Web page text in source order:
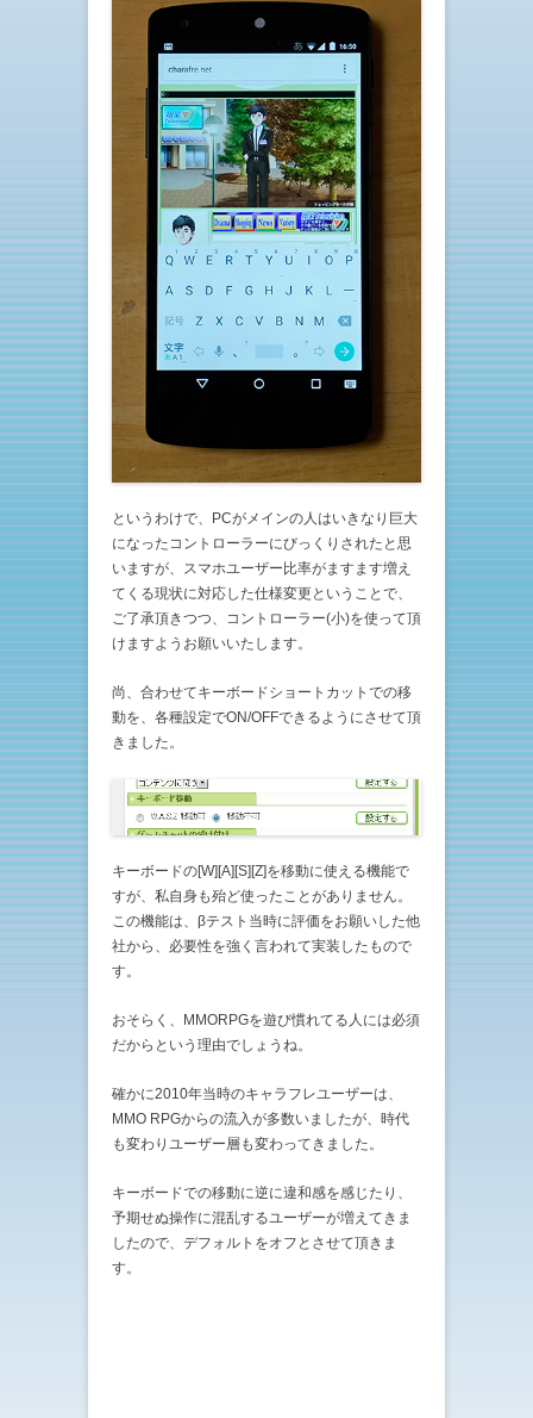
というわけで、PCがメインの人はいきなり巨大
になったコントローラーにびっくりされたと思
いますが、スマホユーザー比率がますます増え
てくる現状に対応した仕様変更ということで、
ご了承頂きつつ、コントローラー(小)を使って頂
けますようお願いいたします。
尚、合わせてキーボードショートカットでの移
動を、各種設定でON/OFFできるようにさせて頂
きました。
キーボードの[W][A][S][Z]を移動に使える機能で
すが、私自身も殆ど使ったことがありません。
この機能は、βテスト当時に評価をお願いした他
社から、必要性を強く言われて実装したもので
す。
おそらく、MMORPGを遊び慣れてる人には必須
だからという理由でしょうね。
確かに2010年当時のキャラフレユーザーは、
MMO RPGからの流入が多数いましたが、時代
も変わりユーザー層も変わってきました。
キーボードでの移動に逆に違和感を感じたり、
予期せぬ操作に混乱するユーザーが増えてきま
したので、デフォルトをオフとさせて頂きま
す。